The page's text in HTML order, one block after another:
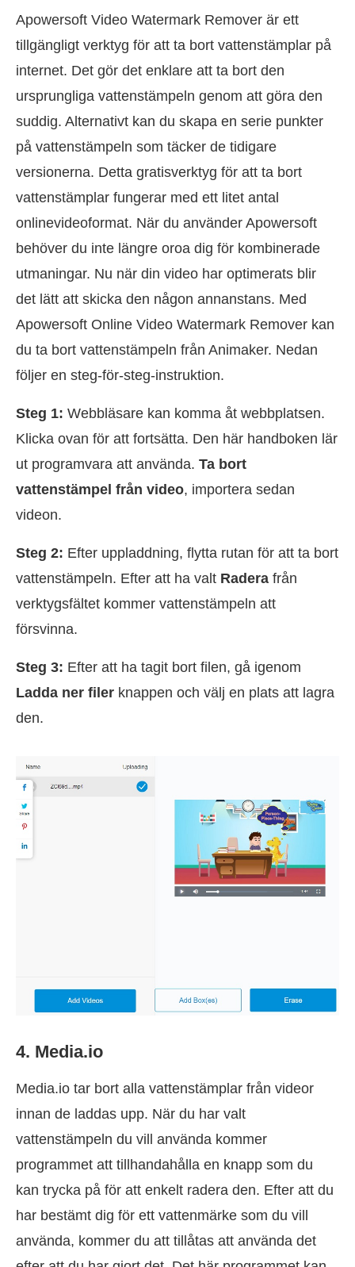
Apowersoft Video Watermark Remover är ett
tillgängligt verktyg för att ta bort vattenstämplar på
internet. Det gör det enklare att ta bort den
ursprungliga vattenstämpeln genom att göra den
suddig. Alternativt kan du skapa en serie punkter
på vattenstämpeln som täcker de tidigare
versionerna. Detta gratisverktyg för att ta bort
vattenstämplar fungerar med ett litet antal
onlinevideoformat. När du använder Apowersoft
behöver du inte längre oroa dig för kombinerade
utmaningar. Nu när din video har optimerats blir
det lätt att skicka den någon annanstans. Med
Apowersoft Online Video Watermark Remover kan
du ta bort vattenstämpeln från Animaker. Nedan
följer en steg-för-steg-instruktion.
Steg 1: Webbläsare kan komma åt webbplatsen.
Klicka ovan för att fortsätta. Den här handboken lär
ut programvara att använda. Ta bort
vattenstämpel från video, importera sedan
videon.
Steg 2: Efter uppladdning, flytta rutan för att ta bort
vattenstämpeln. Efter att ha valt Radera från
verktygsfältet kommer vattenstämpeln att
försvinna.
Steg 3: Efter att ha tagit bort filen, gå igenom
Ladda ner filer knappen och välj en plats att lagra
den.
4. Media.io
Media.io tar bort alla vattenstämplar från videor
innan de laddas upp. När du har valt
vattenstämpeln du vill använda kommer
programmet att tillhandahålla en knapp som du
kan trycka på för att enkelt radera den. Efter att du
har bestämt dig för ett vattenmärke som du vill
använda, kommer du att tillåtas att använda det